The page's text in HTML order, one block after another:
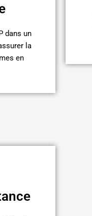
dans un
la
en